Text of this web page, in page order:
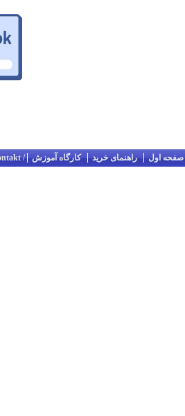
صفحه اول راهنمای خرید کارگاه آموزش